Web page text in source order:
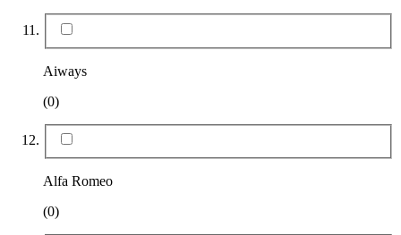
Aiways
(0)
Alfa Romeo
(0)